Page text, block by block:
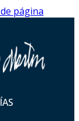
página